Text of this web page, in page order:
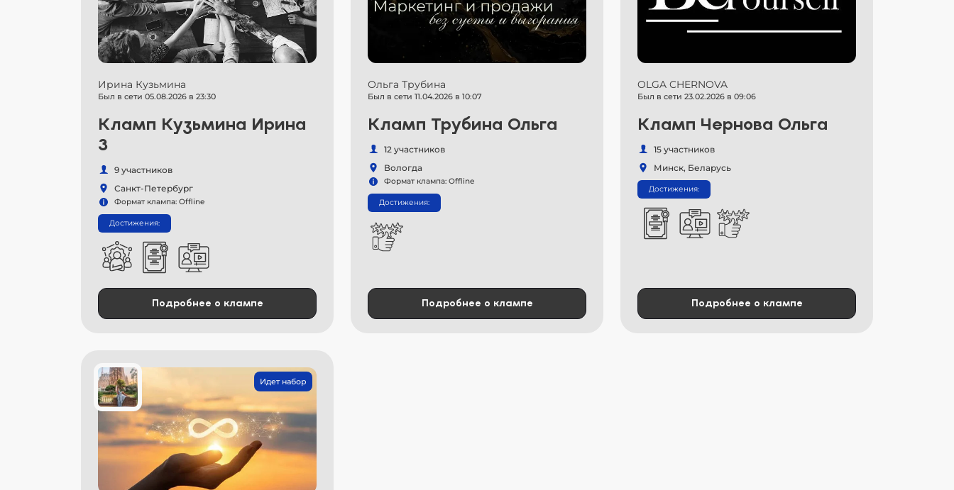
Ирина Кузьмина
Был в сети 05.08.2026 в 23:30
Кламп Кузьмина Ирина
3
9 участников
Санкт-Петербург
Формат клампа: Offline
Достижения:
Подробнее о клампе
Ольга Трубина
Был в сети 11.04.2026 в 10:07
Кламп Трубина Ольга
12 участников
Вологда
Формат клампа: Offline
Достижения:
Подробнее о клампе
OLGA CHERNOVA
Был в сети 23.02.2026 в 09:06
Кламп Чернова Ольга
15 участников
Минск, Беларусь
Достижения:
Подробнее о клампе
Идет набор